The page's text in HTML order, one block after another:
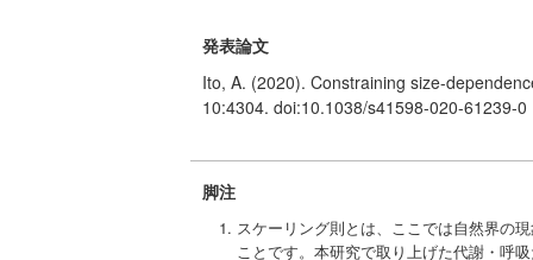
発表論文
Ito, A. (2020). Constraining size-
10:4304. doi:10.1038/s41598-020-61239-0
脚注
スケーリング則とは、ここでは自然界の
ことです。本研究で取り上げた代謝・呼